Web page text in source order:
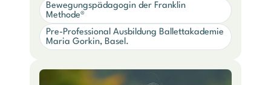
Bewegungspädagogin der Franklin
Methode®
Pre-Professional Ausbildung Ballettakademie
Maria Gorkin, Basel.